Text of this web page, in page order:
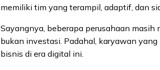
memiliki tim yang terampil, adaptif, dan
Sayangnya, beberapa perusahaan
bukan investasi. Padahal, karyawan
bisnis di era digital ini.